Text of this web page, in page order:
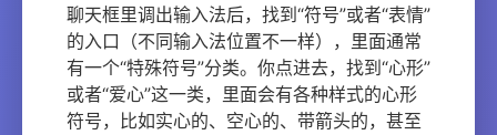
聊天框里调出输入法后，找到“符号”或者“表情”
的入口（不同输入法位置不一样），里面通常
有一个“特殊符号”分类。你点进去，找到“心形”
或者“爱心”这一类，里面会有各种样式的心形
符号，比如实心的、空心的、带箭头的，甚至